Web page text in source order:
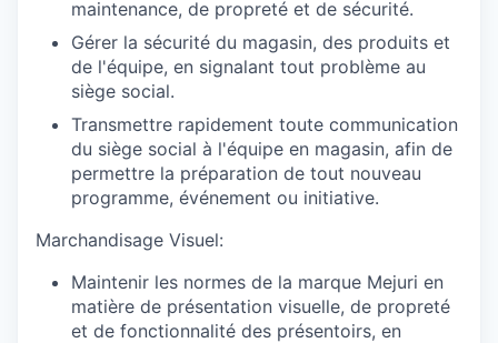
maintenance, de propreté et de sécurité.
Gérer la sécurité du magasin, des produits et
de l'équipe, en signalant tout problème au
siège social.
Transmettre rapidement toute communication
du siège social à l'équipe en magasin, afin de
permettre la préparation de tout nouveau
programme, événement ou initiative.
Marchandisage Visuel:
Maintenir les normes de la marque Mejuri en
matière de présentation visuelle, de propreté
et de fonctionnalité des présentoirs, en